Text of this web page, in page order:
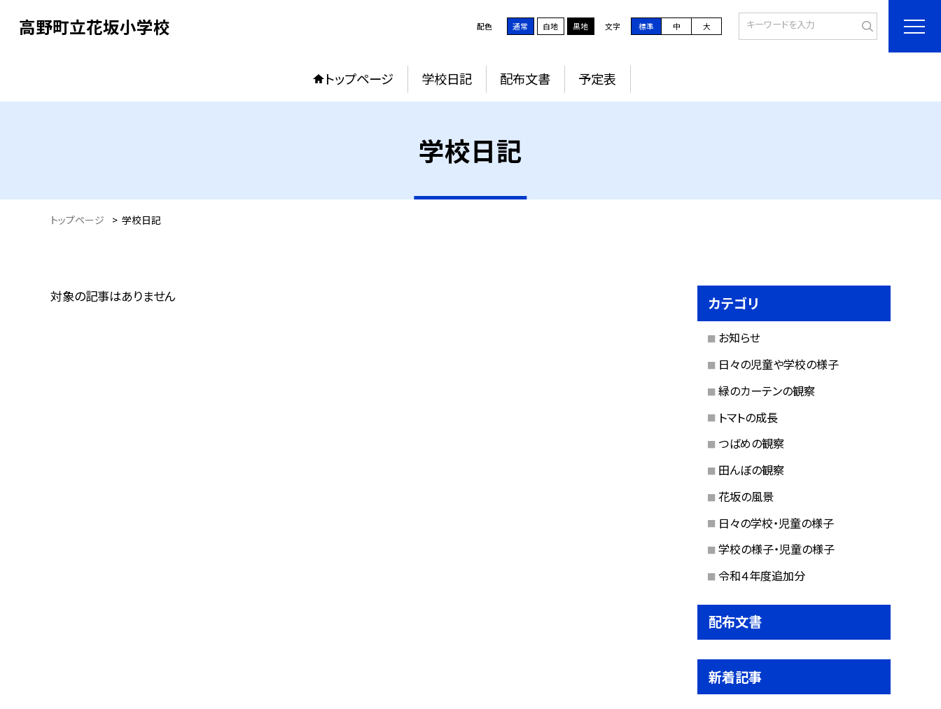
高野町立花坂小学校 配色 通常 白地 黒地 文字 標準 中 大
トップページ 学校日記 配布文書 予定表
学校日記
トップページ > 学校日記
対象の記事はありません カテゴリ
お知らせ
日々の児童や学校の様子
緑のカーテンの観察
トマトの成長
つばめの観察
田んぼの観察
花坂の風景
日々の学校・児童の様子
学校の様子・児童の様子
令和４年度追加分
配布文書
新着記事